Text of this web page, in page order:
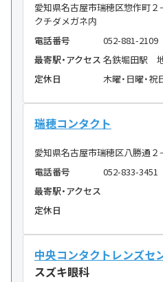
愛知県名古屋市瑞穂区惣作町
クチダメガネ内
電話番号
052-881-2109
最寄駅・アクセス 名鉄堀田駅
定休日
木曜・日曜・祝
瑞穂コンタクト
愛知県名古屋市瑞穂区八勝通２
電話番号
052-833-3451
最寄駅・アクセス
定休日
中央コンタクトレンズセ
スズキ眼科